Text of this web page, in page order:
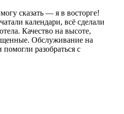
сказать — я в восторге!
календари, всё сделали
Качество на высоте,
Обслуживание на
разобраться с